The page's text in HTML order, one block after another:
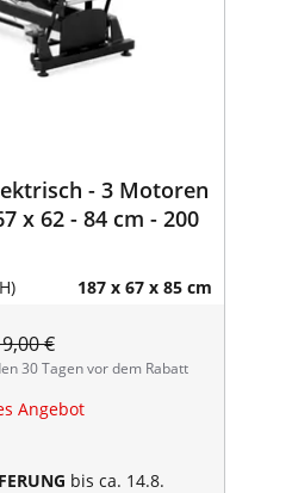
- 3 Motoren
x 62 - 84 cm - 200
187 x 67 x 85 cm
€
30 Tagen vor dem Rabatt
Angebot
bis ca. 14.8.